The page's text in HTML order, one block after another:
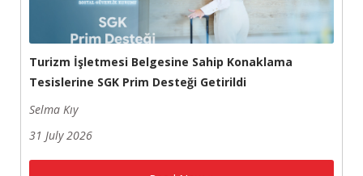
Turizm İşletmesi Belgesine Sahip Konaklama
Tesislerine SGK Prim Desteği Getirildi
Selma Kıy
31 July 2026